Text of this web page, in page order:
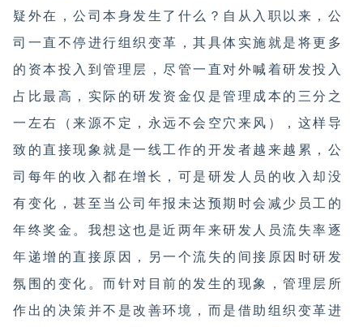
疑外在，公司本身发生了什么？自从入职以来，公
司一直不停进行组织变革，其具体实施就是将更多
的资本投入到管理层，尽管一直对外喊着研发投入
占比最高，实际的研发资金仅是管理成本的三分之
一左右（来源不定，永远不会空穴来风），这样导
致的直接现象就是一线工作的开发者越来越累，公
司每年的收入都在增长，可是研发人员的收入却没
有变化，甚至当公司年报未达预期时会减少员工的
年终奖金。我想这也是近两年来研发人员流失率逐
年递增的直接原因，另一个流失的间接原因时研发
氛围的变化。而针对目前的发生的现象，管理层所
作出的决策并不是改善环境，而是借助组织变革进